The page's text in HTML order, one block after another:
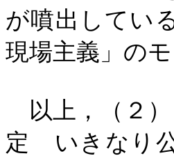
が噴出してい
現場主義」の
以上，（２）
定 いきなり